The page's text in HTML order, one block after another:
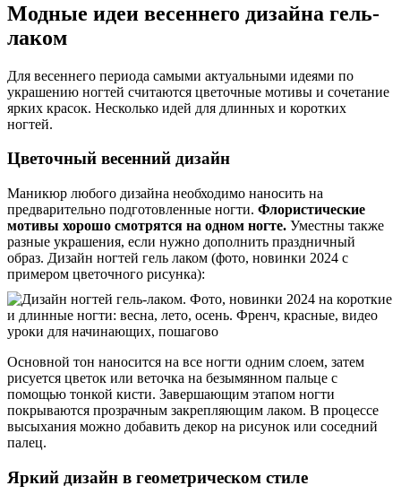
Модные идеи весеннего дизайна гель-
лаком
Для весеннего периода самыми актуальными идеями по
украшению ногтей считаются цветочные мотивы и сочетание
ярких красок. Несколько идей для длинных и коротких
ногтей.
Цветочный весенний дизайн
Маникюр любого дизайна необходимо наносить на
предварительно подготовленные ногти. Флористические
мотивы хорошо смотрятся на одном ногте. Уместны также
разные украшения, если нужно дополнить праздничный
образ. Дизайн ногтей гель лаком (фото, новинки 2024 с
примером цветочного рисунка):
Основной тон наносится на все ногти одним слоем, затем
рисуется цветок или веточка на безымянном пальце с
помощью тонкой кисти. Завершающим этапом ногти
покрываются прозрачным закрепляющим лаком. В процессе
высыхания можно добавить декор на рисунок или соседний
палец.
Яркий дизайн в геометрическом стиле